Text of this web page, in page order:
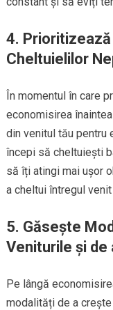
4.
Cheltuielilor
În momentul în care
economisirea
din venitul tău pentru
începi să cheltuiești
să îți atingi mai ușor
a cheltui întregul
5. Găsește
Veniturile și de
Pe lângă
modalități de a